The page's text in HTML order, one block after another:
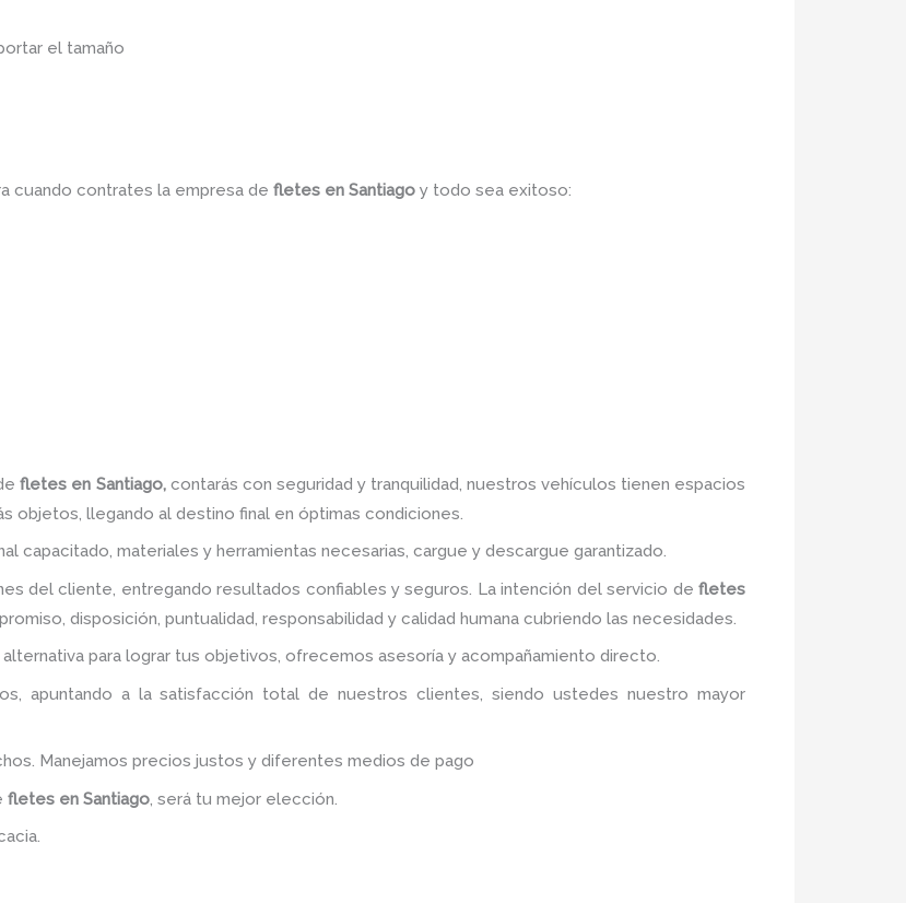
el tamaño
cuando contrates la empresa de fletes en Santiago y todo sea exitoso:
fletes en Santiago, contarás con seguridad y tranquilidad, nuestros vehículos tienen espacios
objetos, llegando al destino final en óptimas condiciones.
capacitado, materiales y herramientas necesarias, cargue y descargue garantizado.
del cliente, entregando resultados confiables y seguros. La intención del servicio de fletes
disposición, puntualidad, responsabilidad y calidad humana cubriendo las necesidades.
para lograr tus objetivos, ofrecemos asesoría y acompañamiento directo.
apuntando a la satisfacción total de nuestros clientes, siendo ustedes nuestro mayor
Manejamos precios justos y diferentes medios de pago
fletes en Santiago , será tu mejor elección.